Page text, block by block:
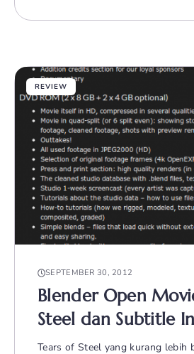
REVIEW
SEPTEMBER 30, 2012
Blender Open
Steel dan Subtitle
Tears of Steel yang kurang lebih